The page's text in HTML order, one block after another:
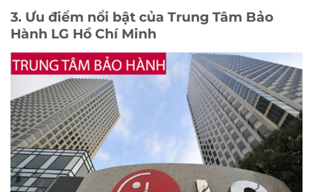
3. Ưu điểm nổi bật của Trung Tâm Bảo
Hành LG Hồ Chí Minh